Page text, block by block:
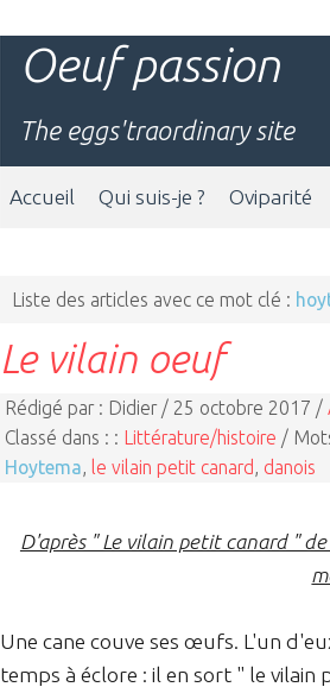
Oeuf passion
The eggs'traordinary site
Accueil Qui suis-je ? Oviparité
Liste des articles avec ce mot clé :
Le vilain oeuf
Rédigé par : Didier / 25 octobre 2017 /
Classé dans : : Littérature/histoire /
Hoytema
le vilain petit canard danois
D'après " Le vilain petit canard "
Une cane couve ses œufs. L'un
temps à éclore : il en sort " le vilain